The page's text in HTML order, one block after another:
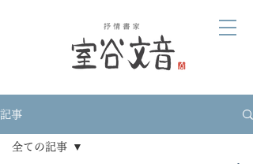
記事
全ての記事